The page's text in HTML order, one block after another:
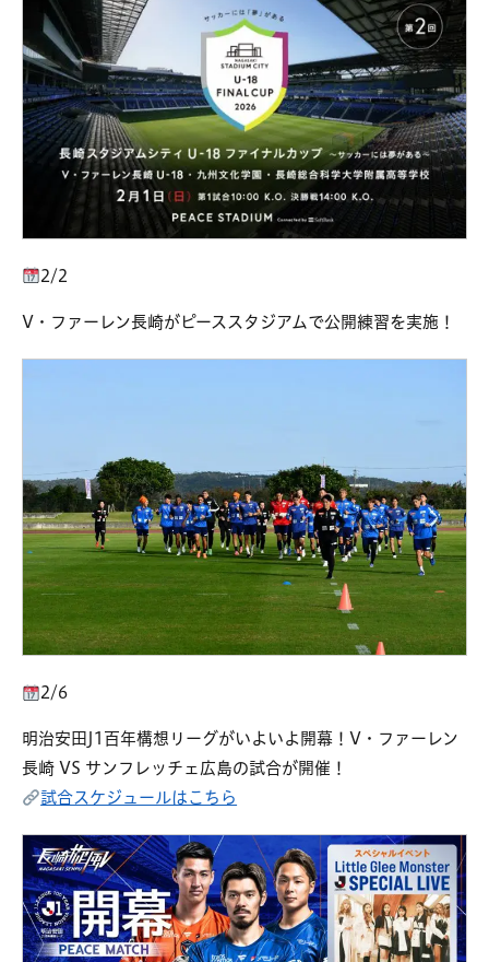
2/2
V・ファーレン長崎がピーススタジアムで公開練習を実施！
2/6
明治安田J1百年構想リーグがいよいよ開幕！V・ファーレン
長崎 VS サンフレッチェ広島の試合が開催！
試合スケジュールはこちら